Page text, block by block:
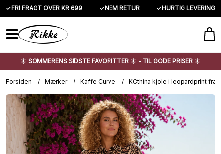
✓FRI FRAGT OVER KR 699 ✓NEM RETUR ✓HURTIG LEVERING
☀️ SOMMERENS SIDSTE FAVORITTER ☀️ - TIL GODE PRISER ☀️
Forsiden / Mærker / Kaffe Curve / KCthina kjole i leopardprint fra